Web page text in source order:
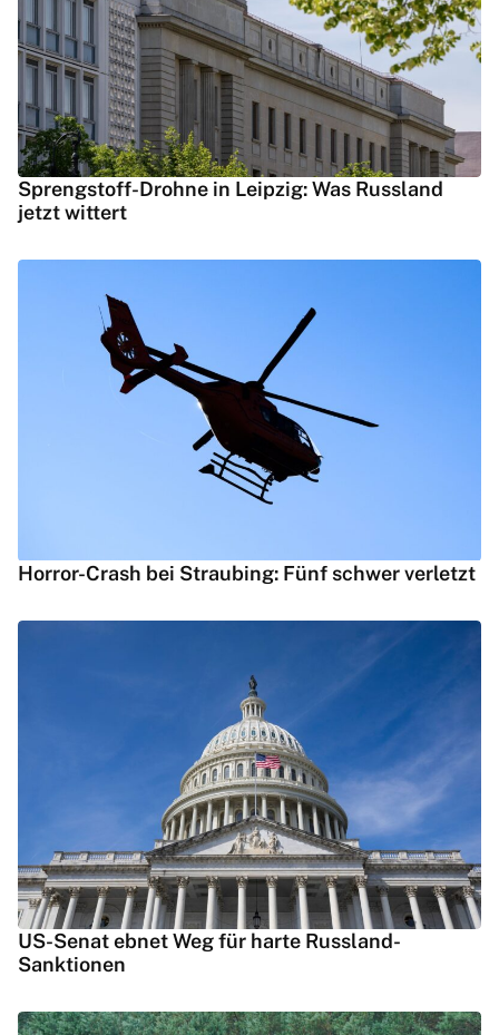
Sprengstoff-Drohne in Leipzig: Was Russland
jetzt wittert
Horror-Crash bei Straubing: Fünf schwer verletzt
US-Senat ebnet Weg für harte Russland-
Sanktionen